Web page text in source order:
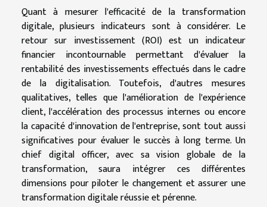
Quant à mesurer l'efficacité de la transformation
digitale, plusieurs indicateurs sont à considérer. Le
retour sur investissement (ROI) est un indicateur
financier incontournable permettant d'évaluer la
rentabilité des investissements effectués dans le cadre
de la digitalisation. Toutefois, d'autres mesures
qualitatives, telles que l'amélioration de l'expérience
client, l'accélération des processus internes ou encore
la capacité d'innovation de l'entreprise, sont tout aussi
significatives pour évaluer le succès à long terme. Un
chief digital officer, avec sa vision globale de la
transformation, saura intégrer ces différentes
dimensions pour piloter le changement et assurer une
transformation digitale réussie et pérenne.